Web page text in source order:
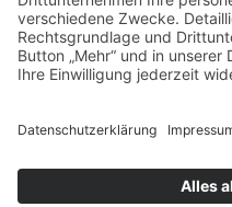
Kolpingsfamilie
© 2026 | Kolpingwerk